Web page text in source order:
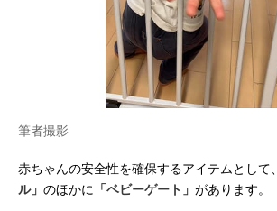
筆者撮影
赤ちゃんの安全性を確保するアイテムとして、
ル」 のほかに 「ベビーゲート」 があります。